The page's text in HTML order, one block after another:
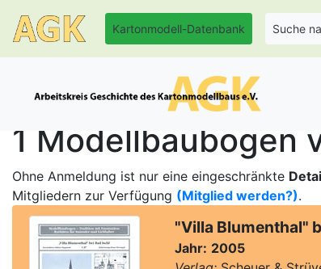
Kartonmodell-Datenbank Suche
1 Modellbaubogen
Ohne Anmeldung ist nur eine eingeschränkte
Mitgliedern zur Verfügung (Mitglied werden?).
"Villa Blumenthal"
Jahr: 2005